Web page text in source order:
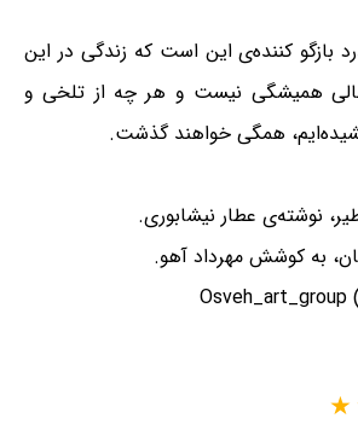
بازگو کننده‌ی این است که زندگی در این
همیشگی نیست و هر چه از تلخی و
همگی خواهند گذشت.
نوشته‌ی عطار نیشابوری.